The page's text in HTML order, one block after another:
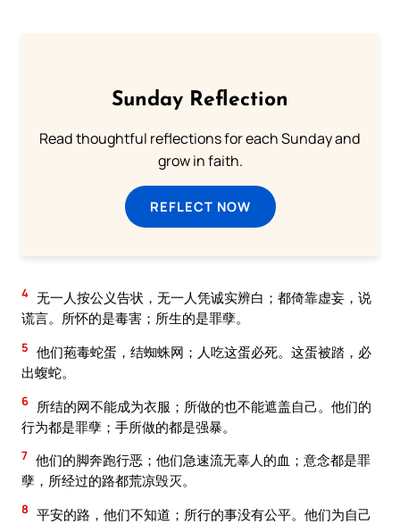
Sunday Reflection
Read thoughtful reflections for each Sunday and
grow in faith.
REFLECT NOW
4 无一人按公义告状，无一人凭诚实辨白；都倚靠虚妄，说
谎言。所怀的是毒害；所生的是罪孽。
5 他们菢毒蛇蛋，结蜘蛛网；人吃这蛋必死。这蛋被踏，必
出蝮蛇。
6
所结的网不能成为衣服；所做的也不能遮盖自己。他们的
行为都是罪孽；手所做的都是强暴。
7 他们的脚奔跑行恶；他们急速流无辜人的血；意念都是罪
孽，所经过的路都荒凉毁灭。
8 平安的路，他们不知道；所行的事没有公平。他们为自己